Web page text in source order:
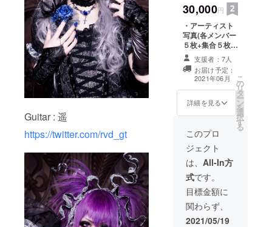
Guitar : 遥
https://twitter.com/rvd_gt
30,000円
・アーティスト
写真(各メンバー
５枚+集合５枚)
・MV未公開動画
・あなただけの
好きなメンバー
からのメッセー
ジ動画 ※支援
時にプルダウン
バーを選択くだ
さい ※支援時
に必ず備考欄に
お呼びかけする
お名前をご記
入ください ・
MVフル先行視聴
配信（各リター
ン共通）
支援者：7人
お届け予定：
2021年06月
詳細を見る
こ
の
リ
タ
ー
ン
を
選
択
す
る
このプロ
ジェクト
は、 All-In方
式です。
目標金額に
関わらず、
2021/05/19